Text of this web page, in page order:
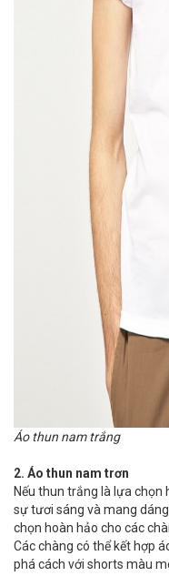
Áo thun nam trắng
2. Áo thun nam trơn
Nếu thun trắng là lựa chọn
sự tươi sáng và mang
chọn hoàn hảo cho các
Các chàng có thể kết hợp
phá cách với shorts màu